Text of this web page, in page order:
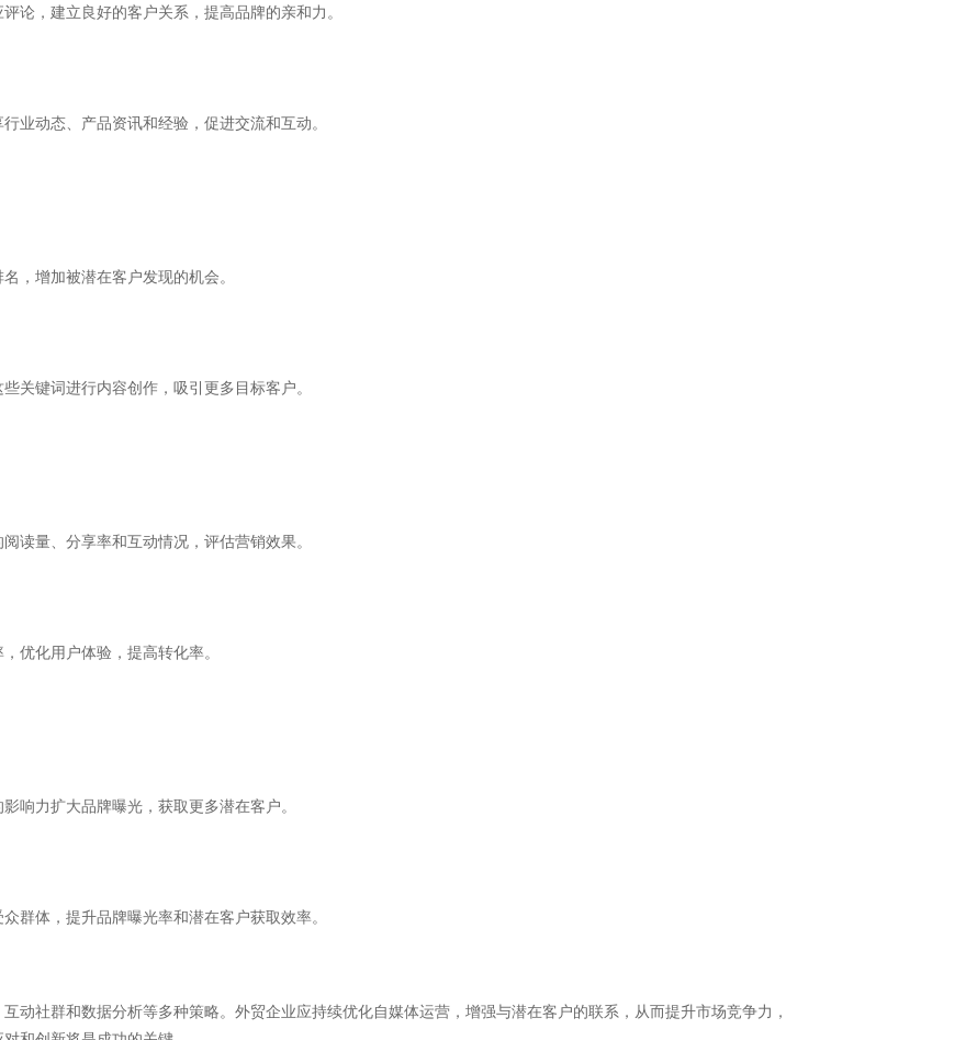
论，建立良好的客户关系，提高品牌的亲和力。
业动态、产品资讯和经验，促进交流和互动。
，增加被潜在客户发现的机会。
关键词进行内容创作，吸引更多目标客户。
读量、分享率和互动情况，评估营销效果。
优化用户体验，提高转化率。
响力扩大品牌曝光，获取更多潜在客户。
群体，提升品牌曝光率和潜在客户获取效率。
动社群和数据分析等多种策略。外贸企业应持续优化自媒体运营，增强与潜在客户的联系，从而提升市场竞争力，